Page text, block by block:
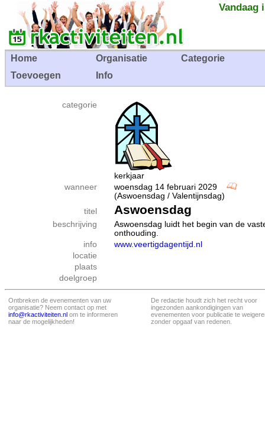
Vandaag
Home Organisatie
Categorie
Toevoegen
Info
categorie
kerkjaar
wanneer
woensdag 14 februari 2029
(Aswoensdag / Valentijnsdag)
titel
Aswoensdag
beschrijving
Aswoensdag luidt het begin van de
onthouding.
info
www.veertigdagentijd.nl
locatie
plaats
doelgroep
Ontbreken de evenementen van uw
organisatie? Neem contact op met
info@rkactiviteiten.nl om te informeren
naar de mogelijkheden!
De redactie houdt zich het recht voor
ingezonden aankondigingen van
evenementen voor publicatie te
zonder opgaaf van redenen.